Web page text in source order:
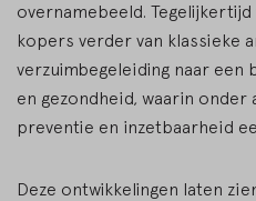
overnamebeeld.
kopers verder van klassieke
verzuimbegeleiding naar een
en gezondheid, waarin onder
preventie en inzetbaarheid
Deze ontwikkelingen laten